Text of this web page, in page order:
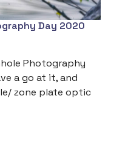
Day 2020
Photography
a go at it, and
zone plate optic